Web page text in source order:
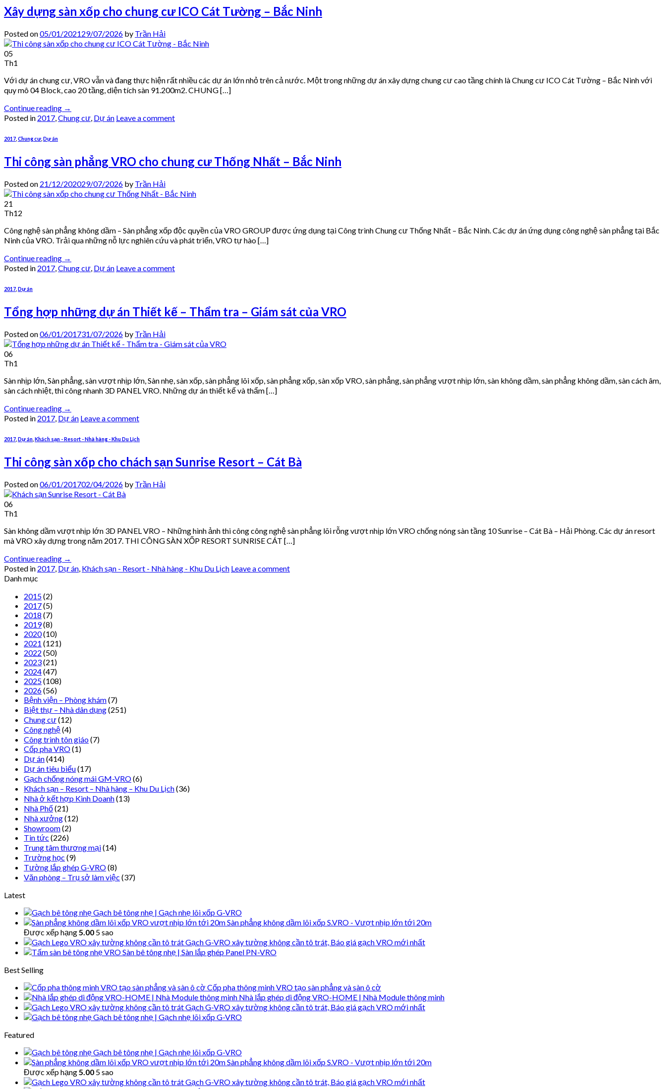
Xây dựng sàn xốp cho chung cư ICO Cát Tường – Bắc Ninh
Posted on05/01/202129/07/2026 by Trần Hải
05
Th1
Với dự án chung cư, VRO vẫn và đang thực hiện rất nhiều các dự án lớn nhỏ trên cả nước. Một trong những dự án xây dựng chung cư cao tầng chính là Chung cư ICO Cát Tường – Bắc Ninh với
quy mô 04 Block, cao 20 tầng, diện tích sàn 91.200m2. CHUNG […]
Continue reading →
Posted in 2017,Chung cư, Dự án Leave a comment
2017 Chung cư Dự án
Thi công sàn phẳng VRO cho chung cư Thống Nhất – Bắc Ninh
Posted on 21/12/202029/07/2026 by Trần Hải
21
Th12
Công nghệ sàn phẳng không dầm – Sàn phẳng xốp độc quyền của VRO GROUP được ứng dụng tại Công trình Chung cư Thống Nhất – Bắc Ninh. Các dự án ứng dụng công nghệ sàn phẳng tại Bắc
Ninh của VRO. Trải qua những nỗ lực nghiên cứu và phát triển, VRO tự hào […]
Continue reading →
Posted in 2017,Chung cư, Dự án Leave a comment
2017 Dự án
Tổng hợp những dự án Thiết kế – Thẩm tra – Giám sát của VRO
Posted on06/01/201731/07/2026 by Trần Hải
06
Th1
Sàn nhịp lớn, Sàn phẳng, sàn vượt nhịp lớn, Sàn nhẹ, sàn xốp, sàn phẳng lõi xốp, sàn phẳng xốp, sàn xốp VRO, sàn phẳng, sàn phẳng vượt nhịp lớn, sàn không dầm, sàn phẳng không dầm, sàn cách âm,
sàn cách nhiệt, thi công nhanh 3D PANEL VRO. Những dự án thiết kế và thẩm […]
Continue reading →
Posted in 2017 Dự án Leave a comment
2017 Dự án Khách sạn - Resort - Nhà hàng - Khu Du Lịch
Thi công sàn xốp cho chách sạn Sunrise Resort – Cát Bà
Posted on06/01/201702/04/2026 by Trần Hải
06
Th1
Sàn không dầm vượt nhịp lớn 3D PANEL VRO – Những hình ảnh thi công công nghệ sàn phẳng lõi rỗng vượt nhịp lớn VRO chống nóng sàn tầng 10 Sunrise – Cát Bà – Hải Phòng. Các dự án resort
mà VRO xây dựng trong năm 2017. THI CÔNG SÀN XỐP RESORT SUNRISE CÁT […]
Continue reading →
Posted in 2017 Dự án Khách sạn - Resort - Nhà hàng - Khu Du Lịch Leave a comment
Danh mục
2015(2)
2017(5)
2018 (7)
2019(8)
2020(10)
2021 (121)
2022 (50)
2023(21)
2024(47)
2025(108)
2026(56)
Bệnh viện – Phòng khám(7)
Biệt thự – Nhà dân dụng(251)
Chung cư(12)
Công nghệ(4)
Công trình tôn giáo(7)
Cốp pha VRO(1)
Dự án(414)
Dự án tiêu biểu(17)
Gạch chống nóng mái GM-VRO(6)
Khách sạn – Resort – Nhà hàng – Khu Du Lịch(36)
Nhà ở kết hợp Kinh Doanh(13)
Nhà Phố(21)
Nhà xưởng(12)
Showroom(2)
Tin tức (226)
Trung tâm thương mại(14)
Trường học (9)
Tường lắp ghép G-VRO(8)
Văn phòng – Trụ sở làm việc (37)
Latest
Gạch bê tông nhẹ | Gạch nhẹ lõi xốp G-VRO
Sàn phẳng không dầm lõi xốp S.VRO - Vượt nhịp lớn tới 20m
Được xếp hạng 5.00 5 sao
Gạch G-VRO xây tường không cần tô trát, Báo giá gạch VRO mới nhất
Sàn bê tông nhẹ | Sàn lắp ghép Panel PN-VRO
Best Selling
Cốp pha thông minh VRO tạo sàn phẳng và sàn ô cờ
Nhà lắp ghép di động VRO-HOME | Nhà Module thông minh
Gạch G-VRO xây tường không cần tô trát, Báo giá gạch VRO mới nhất
Gạch bê tông nhẹ | Gạch nhẹ lõi xốp G-VRO
Featured
Gạch bê tông nhẹ | Gạch nhẹ lõi xốp G-VRO
Sàn phẳng không dầm lõi xốp S.VRO - Vượt nhịp lớn tới 20m
Được xếp hạng 5.00 5 sao
Gạch G-VRO xây tường không cần tô trát, Báo giá gạch VRO mới nhất